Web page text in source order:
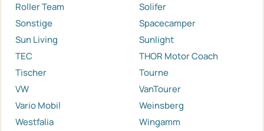
Roller Team
Solifer
Sonstige
Spacecamper
Sun Living
Sunlight
TEC
THOR Motor Coach
Tischer
Tourne
VW
VanTourer
Vario Mobil
Weinsberg
Westfalia
Wingamm